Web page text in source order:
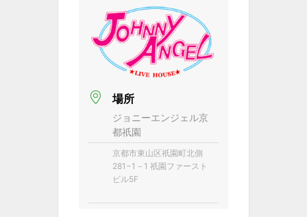
場所
ジョニーエンジェル京
都祇園
京都市東山区祇園町北側
281−1－1 祇園ファースト
ビル5F